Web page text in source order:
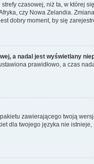
czasowej, niż ta, w której
czy Nowa Zelandia.
dobry moment, by się
a nadal jest wyświetlany
prawidłowo, a czas
zawierającego twoją
dla twojego języka nie